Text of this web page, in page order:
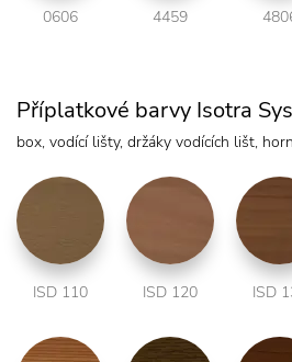
0606 4459
Příplatkové barvy Isotra
box, vodící lišty, držáky vodících lišt,
ISD 110 ISD 120 ISD